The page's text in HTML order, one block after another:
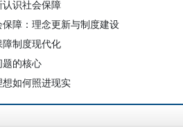
识社会保障
障：理念更新与制度建设
制度现代化
的核心
如何照进现实